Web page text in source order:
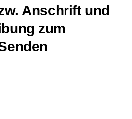
Anschrift und
zum